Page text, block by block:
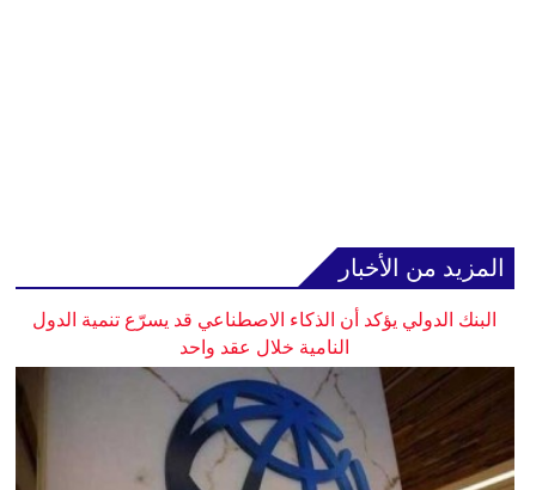
المزيد من الأخبار
البنك الدولي يؤكد أن الذكاء الاصطناعي قد يسرّع تنمية الدول
النامية خلال عقد واحد